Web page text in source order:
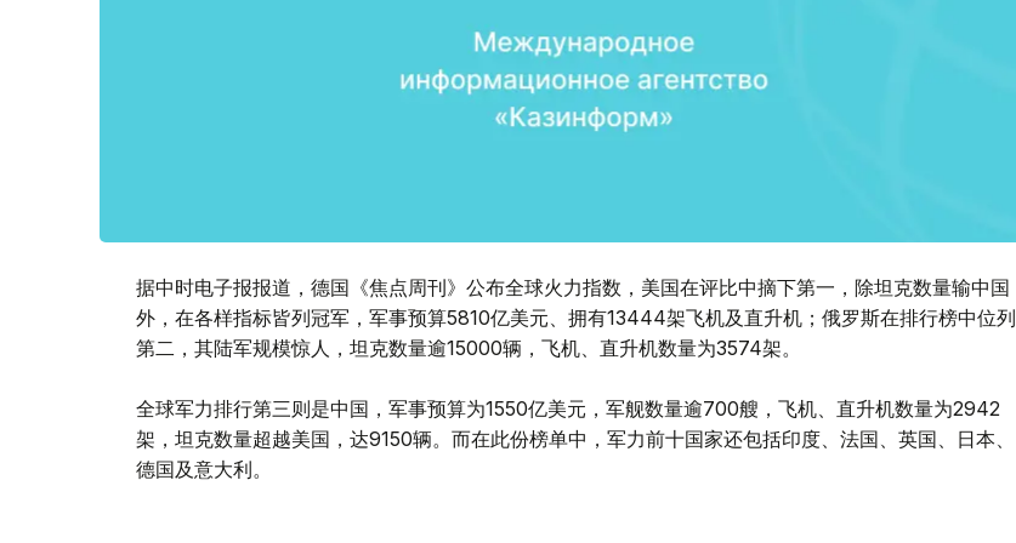
据中时电子报报道，德国《焦点周刊》公布全球火力指数，美国在评比中摘下第一，除坦克数量输中国
外，在各样指标皆列冠军，军事预算5810亿美元、拥有13444架飞机及直升机；俄罗斯在排行榜中位列
第二，其陆军规模惊人，坦克数量逾15000辆，飞机、直升机数量为3574架。
全球军力排行第三则是中国，军事预算为1550亿美元，军舰数量逾700艘，飞机、直升机数量为2942
架，坦克数量超越美国，达9150辆。而在此份榜单中，军力前十国家还包括印度、法国、英国、日本、
德国及意大利。